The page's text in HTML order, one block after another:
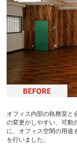
オフィス内部の執務室と
の変更がしやすい、可動
に、オフィス空間の用途
を行いました。